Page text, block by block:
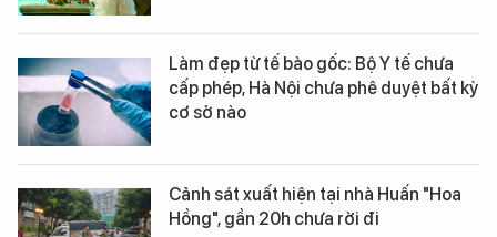
Làm đẹp từ tế bào gốc: Bộ Y tế chưa
cấp phép, Hà Nội chưa phê duyệt bất kỳ
cơ sở nào
Cảnh sát xuất hiện tại nhà Huấn "Hoa
Hồng", gần 20h chưa rời đi